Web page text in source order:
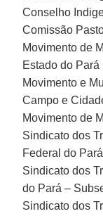
Conselho
Comissão
Movimento de
Estado do Pará
Movimento e
Campo e
Movimento de
Sindicato dos
Federal do
Sindicato dos
do Pará –
Sindicato dos